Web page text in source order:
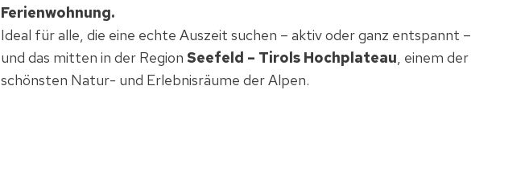
Ferienwohnung.
Ideal für alle, die eine echte Auszeit suchen – aktiv oder ganz entspannt –
und das mitten in der Region Seefeld – Tirols Hochplateau, einem der
schönsten Natur- und Erlebnisräume der Alpen.